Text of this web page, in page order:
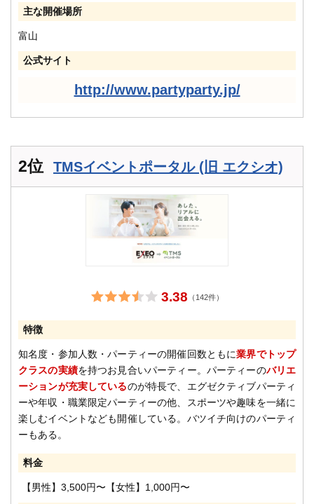
主な開催場所
富山
公式サイト
http://www.partyparty.jp/
2位 TMSイベントポータル (旧 エクシオ)
3.38 （142件）
特徴
知名度・参加人数・パーティーの開催回数ともに業界でトップ
クラスの実績を持つお見合いパーティー。パーティーのバリエ
ーションが充実しているのが特長で、エグゼクティブパーティ
ーや年収・職業限定パーティーの他、スポーツや趣味を一緒に
楽しむイベントなども開催している。バツイチ向けのパーティ
ーもある。
料金
【男性】3,500円〜【女性】1,000円〜